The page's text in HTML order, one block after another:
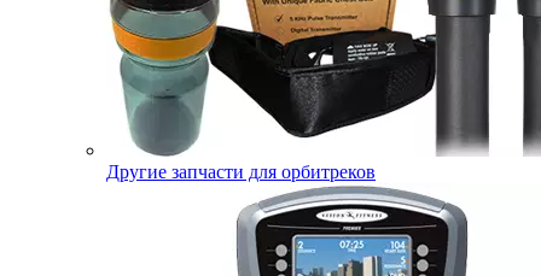
Другие запчасти для орбитреков